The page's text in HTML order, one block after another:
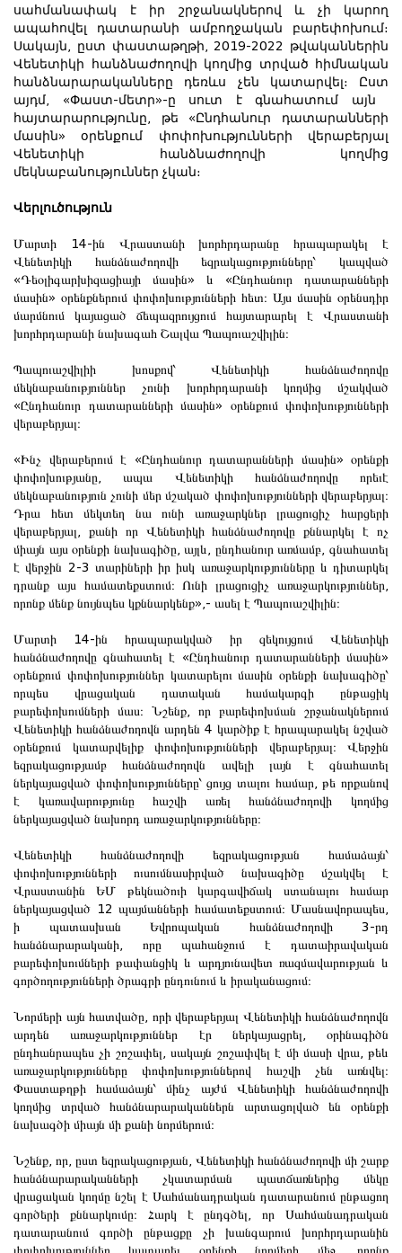
սահմանափակ է իր շրջանակներով և չի կարող
ապահովել դատարանի ամբողջական բարեփոխում։
Սակայն, ըստ փաստաթղթի, 2019-2022 թվականներին
Վենետիկի հանձնաժողովի կողմից տրված հիմնական
հանձնարարականները դեռևս չեն կատարվել։ Ըստ
այդմ, «Փաստ-մետր»-ը սուտ է գնահատում այն ​​
հայտարարությունը, թե «Ընդհանուր դատարանների
մասին» օրենքում փոփոխությունների վերաբերյալ
Վենետիկի հանձնաժողովի կողմից
մեկնաբանություններ չկան։
Վերլուծություն
Մարտի 14-ին Վրաստանի խորհրդարանը հրապարակել է
Վենետիկի հանձնաժողովի եզրակացությունները՝ կապված
«Դեօլիգարխիզացիայի մասին» և «Ընդհանուր դատարանների
մասին» օրենքներում փոփոխությունների հետ։ Այս մասին օրենսդիր
մարմնում կայացած ճեպազրույցում հայտարարել է Վրաստանի
խորհրդարանի նախագահ Շալվա Պապուաշվիլին։
Պապուաշվիլիի խոսքով՝ Վենետիկի հանձնաժողովը
մեկնաբանություններ չունի խորհրդարանի կողմից մշակված
«Ընդհանուր դատարանների մասին» օրենքում փոփոխությունների
վերաբերյալ։
«Ինչ վերաբերում է «Ընդհանուր դատարանների մասին» օրենքի
փոփոխությանը, ապա Վենետիկի հանձնաժողովը որեւէ
մեկնաբանություն չունի մեր մշակած փոփոխությունների վերաբերյալ։
Դրա հետ մեկտեղ նա ունի առաջարկներ լրացուցիչ հարցերի
վերաբերյալ, քանի որ Վենետիկի հանձնաժողովը քննարկել է ոչ
միայն այս օրենքի նախագիծը, այլև, ընդհանուր առմամբ, գնահատել
է վերջին 2-3 տարիների իր իսկ առաջարկությունները և դիտարկել
դրանք այս համատեքստում։ Ունի լրացուցիչ առաջարկություններ,
որոնք մենք նույնպես կքննարկենք»,- ասել է Պապուաշվիլին։
Մարտի 14-ին հրապարակված իր զեկույցում Վենետիկի
հանձնաժողովը գնահատել է «Ընդհանուր դատարանների մասին»
օրենքում փոփոխություններ կատարելու մասին օրենքի նախագիծը՝
որպես վրացական դատական համակարգի ընթացիկ
բարեփոխումների մաս։ Նշենք, որ բարեփոխման շրջանակներում
Վենետիկի հանձնաժողովն արդեն 4 կարծիք է հրապարակել նշված
օրենքում կատարվելիք փոփոխությունների վերաբերյալ։ Վերջին
եզրակացությամբ հանձնաժողովն ավելի լայն է գնահատել
ներկայացված փոփոխությունները՝ ցույց տալու համար, թե որքանով
է կառավարությունը հաշվի առել հանձնաժողովի կողմից
ներկայացված նախորդ առաջարկությունները։
Վենետիկի հանձնաժողովի եզրակացության համաձայն՝
փոփոխությունների ուսումնասիրված նախագիծը մշակվել է
Վրաստանին ԵՄ թեկնածուի կարգավիճակ ստանալու համար
ներկայացված 12 պայմանների համատեքստում։ Մասնավորապես,
ի պատասխան Եվրոպական հանձնաժողովի 3-րդ
հանձնարարականի, որը պահանջում է դատաիրավական
բարեփոխումների թափանցիկ և արդյունավետ ռազմավարության և
գործողությունների ծրագրի ընդունում և իրականացում։
Նորմերի այն հատվածը, որի վերաբերյալ Վենետիկի հանձնաժողովն
արդեն առաջարկություններ էր ներկայացրել, օրինագիծն
ընդհանրապես չի շոշափել, սակայն շոշափվել է մի մասի վրա, թեև
առաջարկությունները փոփոխություններով հաշվի չեն առնվել։
Փաստաթղթի համաձայն՝ մինչ այժմ Վենետիկի հանձնաժողովի
կողմից տրված հանձնարարականներն արտացոլված են օրենքի
նախագծի միայն մի քանի նորմերում։
Նշենք, որ, ըստ եզրակացության, Վենետիկի հանձնաժողովի մի շարք
հանձնարարականների չկատարման պատճառներից մեկը
վրացական կողմը նշել է Սահմանադրական դատարանում ընթացող
գործերի քննարկումը։ Հարկ է ընդգծել, որ Սահմանադրական
դատարանում գործի ընթացքը չի խանգարում խորհրդարանին